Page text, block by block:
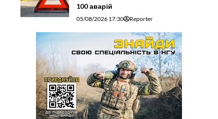
100 аварій
05/08/2026 17:30 Reporter